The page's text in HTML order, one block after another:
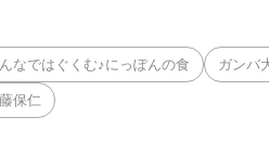
なではぐくむ♪にっぽんの食 ガンバ
保仁